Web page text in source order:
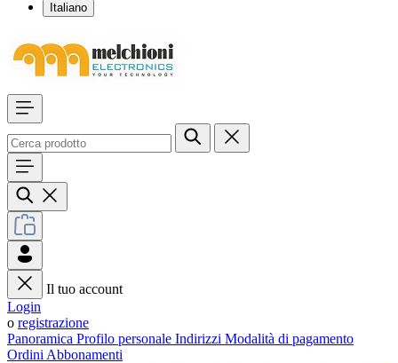
Italiano
Il tuo account
Login
o registrazione
Panoramica Profilo personale Indirizzi Modalità di pagamento
Ordini Abbonamenti